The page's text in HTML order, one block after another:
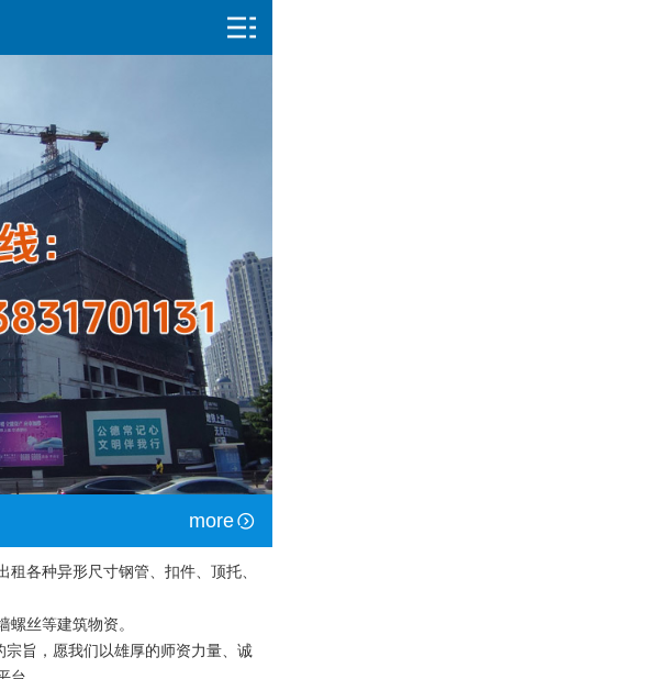
more
各种异形尺寸钢管、扣件、顶托、
丝等建筑物资。
旨，愿我们以雄厚的师资力量、诚